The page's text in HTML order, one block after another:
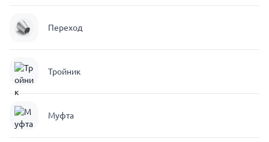
Переход
Тройник
Муфта